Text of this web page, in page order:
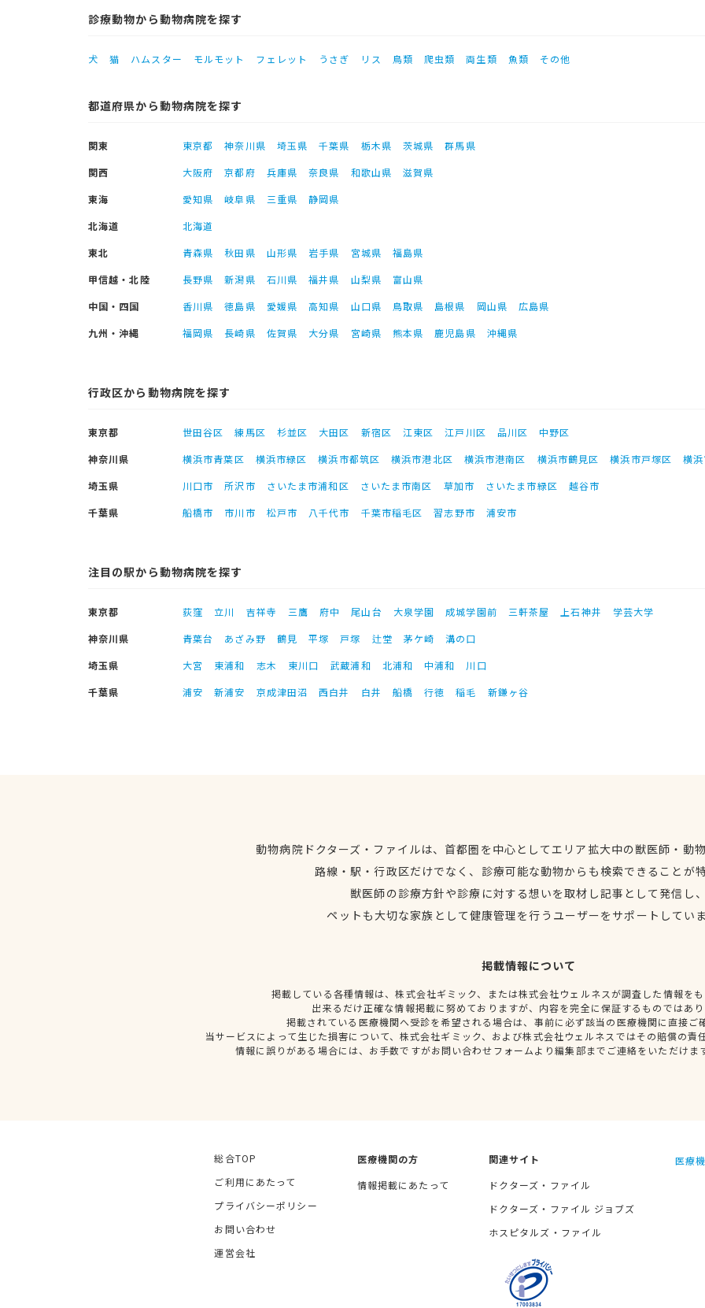
診療動物から動物病院を探す
犬 猫 ハムスター モルモット フェレット うさぎ リス 鳥類 爬虫類 両生類 魚類 その他
都道府県から動物病院を探す
関東 東京都 神奈川県 埼玉県 千葉県 栃木県 茨城県
群馬県
関西
大阪府 京都府 兵庫県 奈良県 和歌山県
滋賀県
東海
愛知県 岐阜県 三重県
静岡県
北海道
北海道
東北
青森県 秋田県 山形県 岩手県 宮城県
福島県
甲信越・北陸
長野県 新潟県 石川県 福井県 山梨県
富山県
中国・四国
香川県 徳島県 愛媛県 高知県 山口県 鳥取県 島根県 岡山県
広島県
九州・沖縄
福岡県 長崎県 佐賀県 大分県 宮崎県 熊本県 鹿児島県 沖縄県
行政区から動物病院を探す
東京都 世田谷区 練馬区 杉並区 大田区 新宿区 江東区 江戸川区 品川区
中野区
神奈川県
横浜市青葉区 横浜市緑区 横浜市都筑区 横浜市港北区 横浜市港南区 横浜市鶴見区 横浜市戸塚区
横
埼玉県
川口市 所沢市 さいたま市浦和区 さいたま市南区 草加市 さいたま市緑区
越谷市
千葉県
船橋市 市川市 松戸市 八千代市 千葉市稲毛区 習志野市 浦安市
注目の駅から動物病院を探す
東京都 荻窪 立川 吉祥寺 三鷹 府中 尾山台 大泉学園 成城学園前 三軒茶屋 上石神井
学芸大学
神奈川県
青葉台 あざみ野 鶴見 平塚 戸塚 辻堂 茅ケ崎
溝の口
埼玉県
大宮 東浦和 志木 東川口 武蔵浦和 北浦和 中浦和
川口
千葉県
浦安 新浦安 京成津田沼 西白井 白井 船橋 行徳 稲毛 新鎌ヶ谷
動物病院ドクターズ・ファイルは、首都圏を中心としてエリア拡大中の獣医師・動
路線・駅・行政区だけでなく、診療可能な動物からも検索できることが
獣医師の診療方針や診療に対する想いを取材し記事として発信し
ペットも大切な家族として健康管理を行うユーザーをサポートしてい
掲載情報について
掲載している各種情報は、株式会社ギミック、または株式会社ウェルネスが調査した情報を
出来るだけ正確な情報掲載に努めておりますが、内容を完全に保証するものではあ
掲載されている医療機関へ受診を希望される場合は、事前に必ず該当の医療機関に直接ご
当サービスによって生じた損害について、株式会社ギミック、および株式会社ウェルネスではその賠償の責
情報に誤りがある場合には、お手数ですがお問い合わせフォームより編集部までご連絡をいただけま
総合TOP
ご利用にあたって
プライバシーポリシー
お問い合わせ
運営会社
医療機関の方
情報掲載にあたって
関連サイト
ドクターズ・ファイル
ドクターズ・ファイル ジョブズ
ホスピタルズ・ファイル
医療